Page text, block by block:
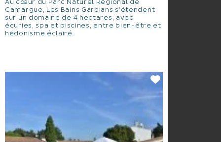
Au cœur du Parc Naturel Régional de
Camargue, Les Bains Gardians s’étendent
sur un domaine de 4 hectares, avec
écuries, spa et piscines, entre bien-être et
hédonisme éclairé.